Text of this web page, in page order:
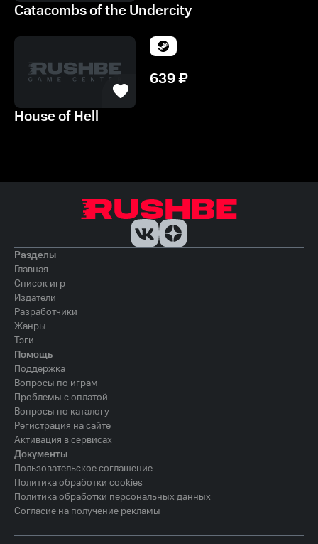
Catacombs of the Undercity
639₽
House of Hell
Разделы
Главная
Список игр
Издатели
Разработчики
Жанры
Тэги
Помощь
Поддержка
Вопросы по играм
Проблемы с оплатой
Вопросы по каталогу
Регистрация на сайте
Активация в сервисах
Документы
Пользовательское соглашение
Политика обработки cookies
Политика обработки персональных данных
Согласие на получение рекламы